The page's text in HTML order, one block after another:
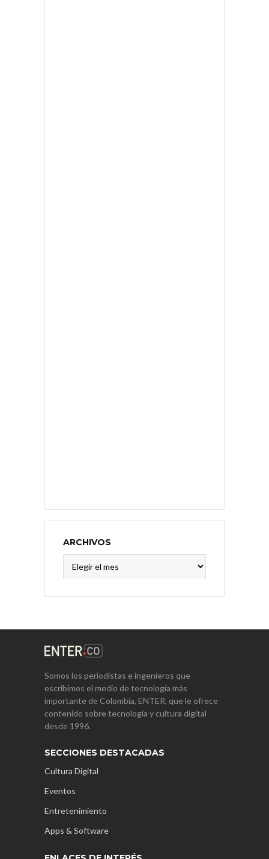
ARCHIVOS
Somos los periodistas e ingenieros que
escribimos el medio de tecnología más
importante de Colombia, ENTER, que le ofrece
contenido sobre tecnología y cultura digital
desde 1996.
SECCIONES DESTACADAS
Cultura Digital
Eventos
Entretenimiento
Apps & Software